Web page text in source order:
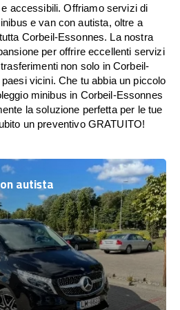
accessibili. Offriamo servizi di
e van con autista, oltre a
Corbeil-Essonnes. La nostra
per offrire eccellenti servizi
non solo in Corbeil-
vicini. Che tu abbia un piccolo
minibus in Corbeil-Essonnes
la soluzione perfetta per le tue
un preventivo GRATUITO!
autista